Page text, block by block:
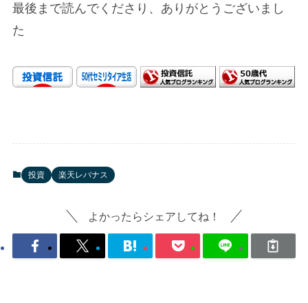
最後まで読んでくださり、ありがとうございまし
た
投資 楽天レバナス
よかったらシェアしてね！